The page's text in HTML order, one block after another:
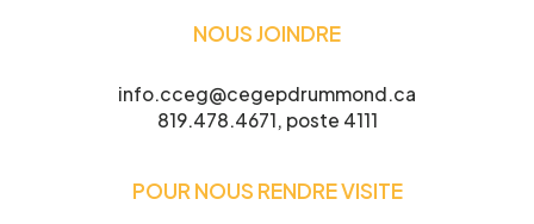
NOUS JOINDRE
info.cceg@cegepdrummond.ca
819.478.4671, poste 4111
POUR NOUS RENDRE VISITE